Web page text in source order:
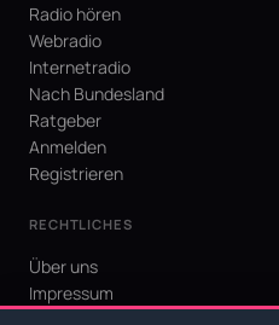
Radio hören
Webradio
Internetradio
Nach Bundesland
Ratgeber
Anmelden
Registrieren
RECHTLICHES
Über uns
Impressum